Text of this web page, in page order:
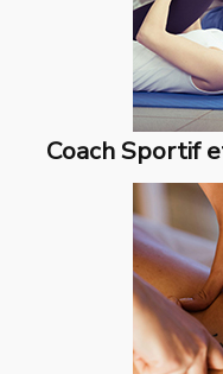
Coach Sportif